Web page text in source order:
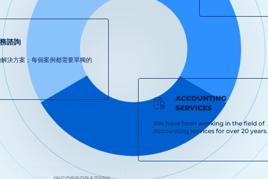
諮詢
決方案；每個案例都需要單獨的
ACCOUNTING
SERVICES
We have been working in the field of
accounting services for over 20 years.